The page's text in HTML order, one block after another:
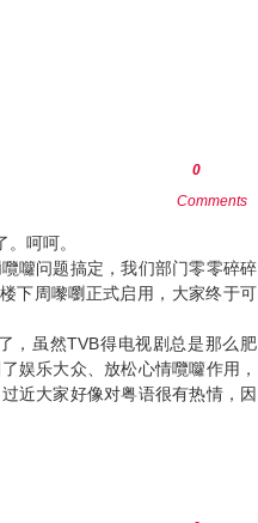
0
Comments
呵呵。
囕囖问题搞定，我们部门零零碎碎
下周嚟嚠正式启用，大家终于可
，虽然TVB得电视剧总是那么肥
娱乐大众、放松心情囕囖作用，
近大家好像对粤语很有热情，因